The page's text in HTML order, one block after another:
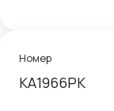
Номер
КА1966РК